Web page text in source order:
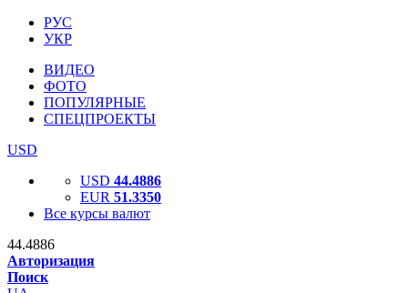
РУС
УКР
ВИДЕО
ФОТО
ПОПУЛЯРНЫЕ
СПЕЦПРОЕКТЫ
USD
USD 44.4886
EUR 51.3350
Все курсы валют
44.4886
Авторизация
Поиск